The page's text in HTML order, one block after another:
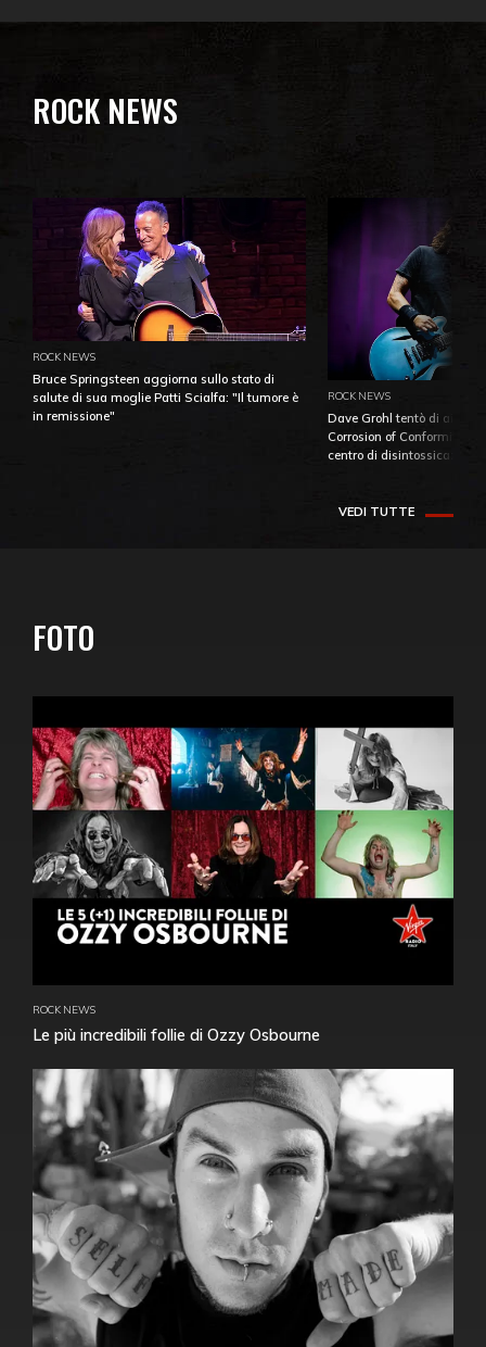
ROCK NEWS
ROCK NEWS
Bruce Springsteen aggiorna sullo stato di
salute di sua moglie Patti Scialfa: "Il tumore è
in remissione"
ROCK NEWS
Dave Grohl tentò di
Corrosion of Conformity
centro di
VEDI TUTTE
FOTO
ROCK NEWS
Le più incredibili follie di Ozzy Osbourne